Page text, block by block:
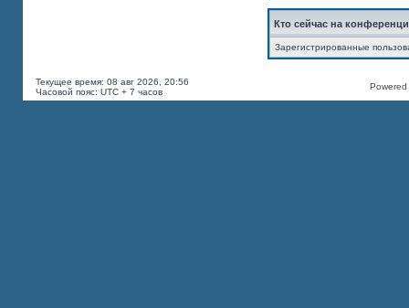
Кто сейчас на
Зарегистрированные
Текущее время: 08 авг 2026, 20:56
Часовой пояс: UTC + 7 часов